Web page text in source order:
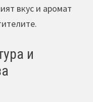
вкус и аромат
и